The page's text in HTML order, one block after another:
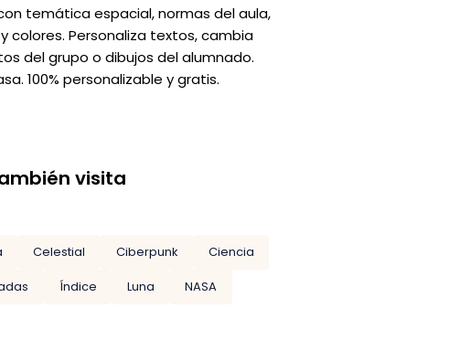
temática espacial, normas del aula,
colores. Personaliza textos, cambia
del grupo o dibujos del alumnado.
100% personalizable y gratis.
visita
Celestial Ciberpunk
Ciencia
Índice Luna
NASA